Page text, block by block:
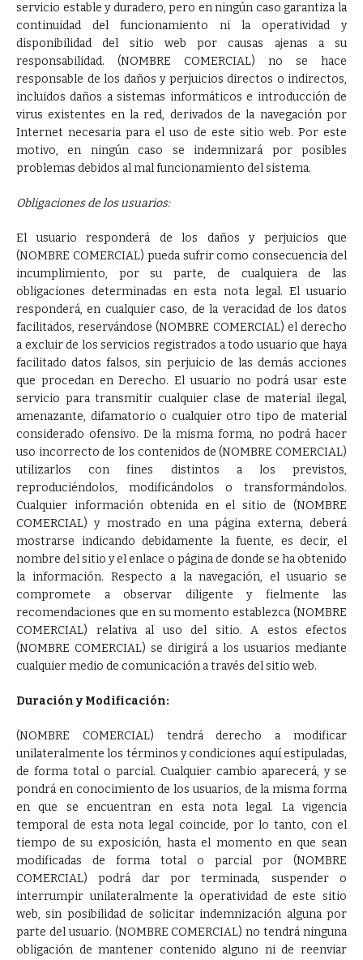
servicio estable y duradero, pero en ningún caso garantiza la
continuidad del funcionamiento ni la operatividad y
disponibilidad del sitio web por causas ajenas a su
responsabilidad. (NOMBRE COMERCIAL) no se hace
responsable de los daños y perjuicios directos o indirectos,
incluidos daños a sistemas informáticos e introducción de
virus existentes en la red, derivados de la navegación por
Internet necesaria para el uso de este sitio web. Por este
motivo, en ningún caso se indemnizará por posibles
problemas debidos al mal funcionamiento del sistema.
Obligaciones de los usuarios:
El usuario responderá de los daños y perjuicios que
(NOMBRE COMERCIAL) pueda sufrir como consecuencia del
incumplimiento, por su parte, de cualquiera de las
obligaciones determinadas en esta nota legal. El usuario
responderá, en cualquier caso, de la veracidad de los datos
facilitados, reservándose (NOMBRE COMERCIAL) el derecho
a excluir de los servicios registrados a todo usuario que haya
facilitado datos falsos, sin perjuicio de las demás acciones
que procedan en Derecho. El usuario no podrá usar este
servicio para transmitir cualquier clase de material ilegal,
amenazante, difamatorio o cualquier otro tipo de material
considerado ofensivo. De la misma forma, no podrá hacer
uso incorrecto de los contenidos de (NOMBRE COMERCIAL)
utilizarlos con fines distintos a los previstos,
reproduciéndolos, modificándolos o transformándolos.
Cualquier información obtenida en el sitio de (NOMBRE
COMERCIAL) y mostrado en una página externa, deberá
mostrarse indicando debidamente la fuente, es decir, el
nombre del sitio y el enlace o página de donde se ha obtenido
la información. Respecto a la navegación, el usuario se
compromete a observar diligente y fielmente las
recomendaciones que en su momento establezca (NOMBRE
COMERCIAL) relativa al uso del sitio. A estos efectos
(NOMBRE COMERCIAL) se dirigirá a los usuarios mediante
cualquier medio de comunicación a través del sitio web.
Duración y Modificación:
(NOMBRE COMERCIAL) tendrá derecho a modificar
unilateralmente los términos y condiciones aquí estipuladas,
de forma total o parcial. Cualquier cambio aparecerá, y se
pondrá en conocimiento de los usuarios, de la misma forma
en que se encuentran en esta nota legal. La vigencia
temporal de esta nota legal coincide, por lo tanto, con el
tiempo de su exposición, hasta el momento en que sean
modificadas de forma total o parcial por (NOMBRE
COMERCIAL) podrá dar por terminada, suspender o
interrumpir unilateralmente la operatividad de este sitio
web, sin posibilidad de solicitar indemnización alguna por
parte del usuario. (NOMBRE COMERCIAL) no tendrá ninguna
obligación de mantener contenido alguno ni de reenviar